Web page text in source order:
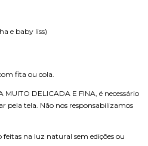
e baby liss)
fita ou cola.
MUITO DELICADA E FINA, é necessário
pela tela. Não nos responsabilizamos
feitas na luz natural sem edições ou